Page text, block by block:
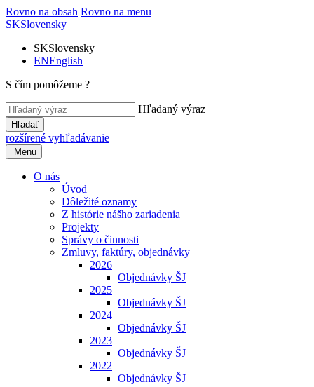
Rovno na obsah Rovno na menu
SKSlovensky
SKSlovensky
ENEnglish
S čím pomôžeme ?
Hľadaný výraz
Hľadať
rozšírené vyhľadávanie
Menu
O nás
Úvod
Dôležité oznamy
Z histórie nášho zariadenia
Projekty
Správy o činnosti
Zmluvy, faktúry, objednávky
2026
Objednávky ŠJ
2025
Objednávky ŠJ
2024
Objednávky ŠJ
2023
Objednávky ŠJ
2022
Objednávky ŠJ